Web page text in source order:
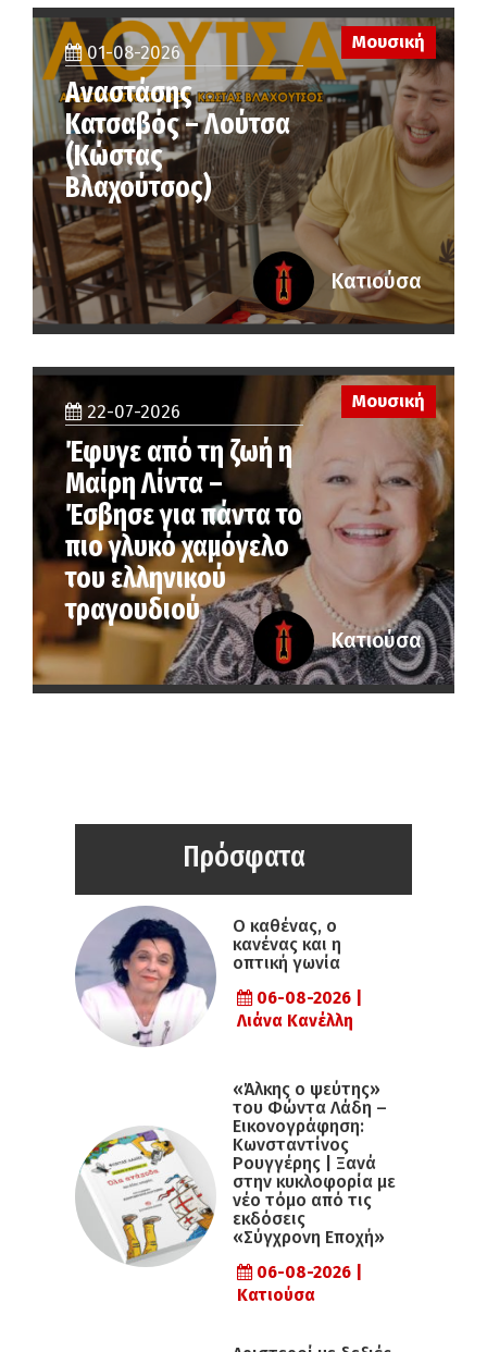
01-08-2026
Αναστάσης
Κατσαβός – Λούτσα
(Κώστας
Βλαχούτσος)
Μουσική
Κατιούσα
22-07-2026
Έφυγε από τη ζωή η
Μαίρη Λίντα –
Έσβησε για πάντα το
πιο γλυκό χαμόγελο
του ελληνικού
τραγουδιού
Μουσική
Κατιούσα
Πρόσφατα
Ο καθένας, ο
κανένας και η
οπτική γωνία
06-08-2026 |
Λιάνα Κανέλλη
«Άλκης ο ψεύτης»
του Φώντα Λάδη –
Εικονογράφηση:
Κωνσταντίνος
Ρουγγέρης | Ξανά
στην κυκλοφορία με
νέο τόμο από τις
εκδόσεις
«Σύγχρονη Εποχή»
06-08-2026 |
Κατιούσα